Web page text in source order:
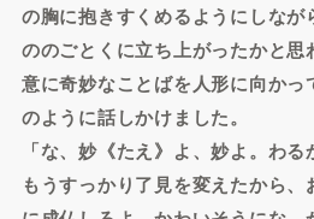
の胸に抱きすくめるようにしな
ののごとくに立ち上がったかと
意に奇妙なことばを人形に向か
のように話しかけました。
「な、妙《たえ》よ、妙よ。わ
もうすっかり了見を変えたから